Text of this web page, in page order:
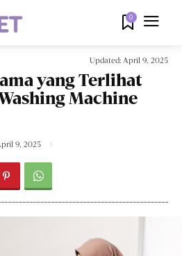
0
Updated: April 9, 2025
yang Terlihat
Machine
9, 2025